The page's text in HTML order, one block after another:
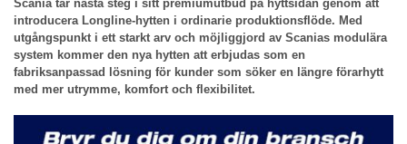
Scania tar nästa steg i sitt premiumutbud på hyttsidan genom att
introducera Longline-hytten i ordinarie produktionsflöde. Med
utgångspunkt i ett starkt arv och möjliggjord av Scanias modulära
system kommer den nya hytten att erbjudas som en
fabriksanpassad lösning för kunder som söker en längre förarhytt
med mer utrymme, komfort och flexibilitet.